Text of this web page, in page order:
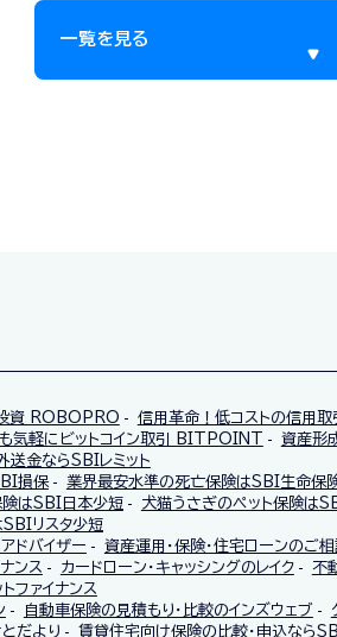
一覧を見る
資 ROBOPRO 信用革命！低コストの信用
気軽にビットコイン取引 BITPOINT
資産形
金ならSBIレミット
損保 業界最安水準の死亡保険はSBI生命保
険はSBI日本少短
犬猫うさぎのペット保険は
リスタ少短
ドバイザー 資産運用・保険・住宅ローンのご
ンス
カードローン・キャッシングのレイク
不
ファイナンス
自動車保険の見積もり・比較のインズウェブ
だより
賃貸住宅向け保険の比較・申込なら